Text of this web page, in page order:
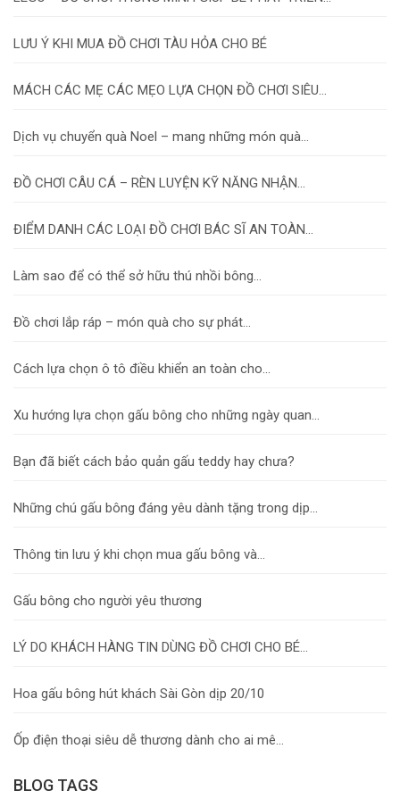
LƯU Ý KHI MUA ĐỒ CHƠI TÀU HỎA CHO BÉ
MÁCH CÁC MẸ CÁC MẸO LỰA CHỌN ĐỒ CHƠI SIÊU...
Dịch vụ chuyển quà Noel – mang những món quà...
ĐỒ CHƠI CÂU CÁ – RÈN LUYỆN KỸ NĂNG NHẬN...
ĐIỂM DANH CÁC LOẠI ĐỒ CHƠI BÁC SĨ AN TOÀN...
Làm sao để có thể sở hữu thú nhồi bông...
Đồ chơi lắp ráp – món quà cho sự phát...
Cách lựa chọn ô tô điều khiển an toàn cho...
Xu hướng lựa chọn gấu bông cho những ngày quan...
Bạn đã biết cách bảo quản gấu teddy hay chưa?
Những chú gấu bông đáng yêu dành tặng trong dịp...
Thông tin lưu ý khi chọn mua gấu bông và...
Gấu bông cho người yêu thương
LÝ DO KHÁCH HÀNG TIN DÙNG ĐỒ CHƠI CHO BÉ...
Hoa gấu bông hút khách Sài Gòn dịp 20/10
Ốp điện thoại siêu dễ thương dành cho ai mê...
BLOG TAGS